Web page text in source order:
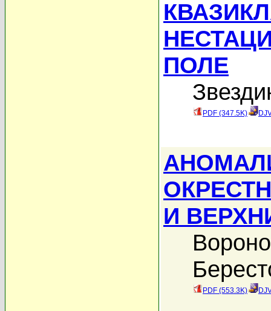
ПОЛЕ
PDF (347.5K)
И
PDF (553.3K)